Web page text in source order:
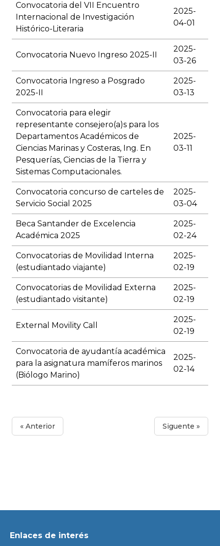
Convocatoria del VII Encuentro
Internacional de Investigación
Histórico-Literaria
2025-
04-01
Convocatoria Nuevo Ingreso 2025-II
2025-
03-26
Convocatoria Ingreso a Posgrado
2025-II
2025-
03-13
Convocatoria para elegir
representante consejero(a)s para los
Departamentos Académicos de
Ciencias Marinas y Costeras, Ing. En
Pesquerías, Ciencias de la Tierra y
Sistemas Computacionales.
2025-
03-11
Convocatoria concurso de carteles de
Servicio Social 2025
2025-
03-04
Beca Santander de Excelencia
Académica 2025
2025-
02-24
Convocatorias de Movilidad Interna
(estudiantado viajante)
2025-
02-19
Convocatorias de Movilidad Externa
(estudiantado visitante)
2025-
02-19
External Movility Call
2025-
02-19
Convocatoria de ayudantía académica
para la asignatura mamíferos marinos
(Biólogo Marino)
2025-
02-14
« Anterior Siguente »
Enlaces de interés